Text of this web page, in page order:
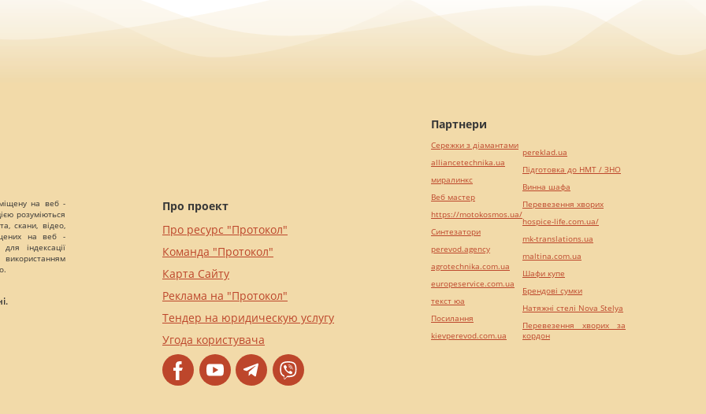
на веб -
розуміються
скани, відео,
на веб -
індексації
Про проект
Про ресурс "Протокол"
Команда "Протокол"
Карта Сайту
Реклама на "Протокол"
Тендер на юридическую услугу
Угода користувача
Партнери
Сережки з діамантами
alliancetechnika.ua
миралинкс
Веб мастер
https://motokosmos.ua/
Синтезатори
perevod.agency
agrotechnika.com.ua
europeservice.com.ua
текст юа
Посилання
kievperevod.com.ua
pereklad.ua
Підготовка до НМТ / ЗНО
Винна шафа
Перевезення хворих
hospice-life.com.ua/
mk-translations.ua
maltina.com.ua
Шафи купе
Брендові сумки
Натяжні стелі Nova Stelya
Перевезення хворих за
кордон